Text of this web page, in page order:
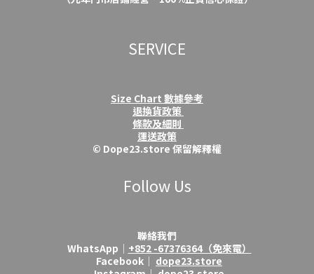
SERVICE
Size Chart 數據參考
退換貨政策
條款及細則
運送政策
© Dope23.store 保留解釋權
Follow Us
聯絡我們
WhatsApp│ +852 -67376364（免來電）
Facebook│ dope23.store